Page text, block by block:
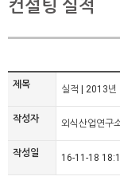
컨설팅 실적
제목 실적 | 2013년
작성자 외식산업연구
작성일 16-11-18